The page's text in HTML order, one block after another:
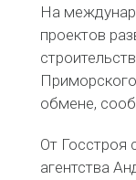
На
проектов
обмене,
От Госстроя
агентства